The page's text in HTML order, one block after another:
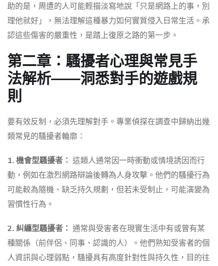
助的是，周遭的人可能輕描淡寫地說「只是網路上的事，別
理他就好」，無法理解這種暴力如何實質侵入日常生活。承
認這些傷害的嚴重性，是踏上復原之路的第一步。
第二章：騷擾者心理與常見手
法解析——洞悉對手的遊戲規
則
要有效反制，必須先理解對手。專業偵探在調查中歸納出幾
類常見的騷擾者輪廓：
1. 機會型騷擾者： 這類人通常因一時衝動或情境誘因而行
動，例如在激烈網路辯論後轉為人身攻擊。他們的騷擾行為
可能較為隨機、缺乏持久規劃，但若未受制止，可能演變為
習慣性行為。
2. 糾纏型騷擾者： 通常與受害者在現實生活中有或曾有某
種關係（前伴侶、同事、認識的人）。他們熟知受害者的個
人資訊與心理弱點，騷擾具有高度針對性與持久性，目的往